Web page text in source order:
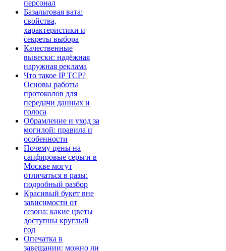
персонал
Базальтовая вата:
свойства,
характеристики и
секреты выбора
Качественные
вывески: надёжная
наружная реклама
Что такое IP TCP?
Основы работы
протоколов для
передачи данных и
голоса
Обрамление и уход за
могилой: правила и
особенности
Почему цены на
сапфировые серьги в
Москве могут
отличаться в разы:
подробный разбор
Красивый букет вне
зависимости от
сезона: какие цветы
доступны круглый
год
Опечатка в
завещании: можно ли